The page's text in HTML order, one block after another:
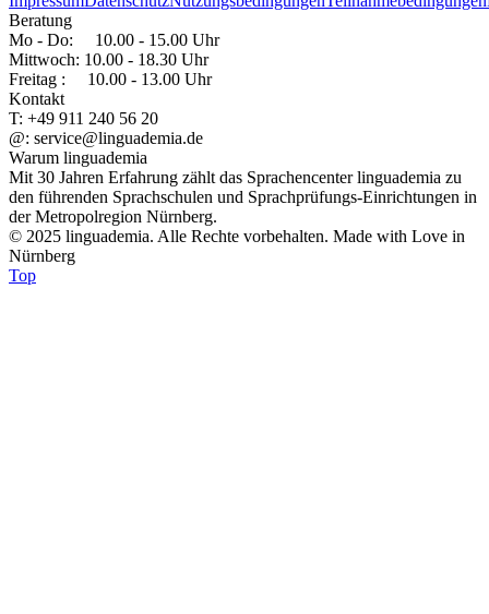
Beratung
Mo - Do: 10.00 - 15.00 Uhr
Mittwoch: 10.00 - 18.30 Uhr
Freitag : 10.00 - 13.00 Uhr
Kontakt
T: +49 911 240 56 20
@: service@linguademia.de
Warum linguademia
Mit 30 Jahren Erfahrung zählt das Sprachencenter linguademia zu
den führenden Sprachschulen und Sprachprüfungs-Einrichtungen in
der Metropolregion Nürnberg.
© 2025 linguademia. Alle Rechte vorbehalten. Made with Love in
Nürnberg
Top